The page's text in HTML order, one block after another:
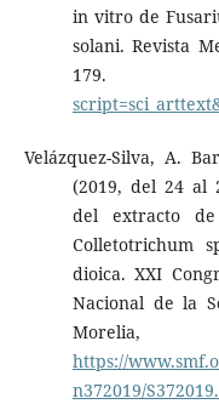
in vitro de
solani. Revista
179.
Velázquez-Silva, A.
(2019, del 24 al
del extracto
Colletotrichum
dioica. XXI
Nacional de la
Morelia,
https://
n372019/